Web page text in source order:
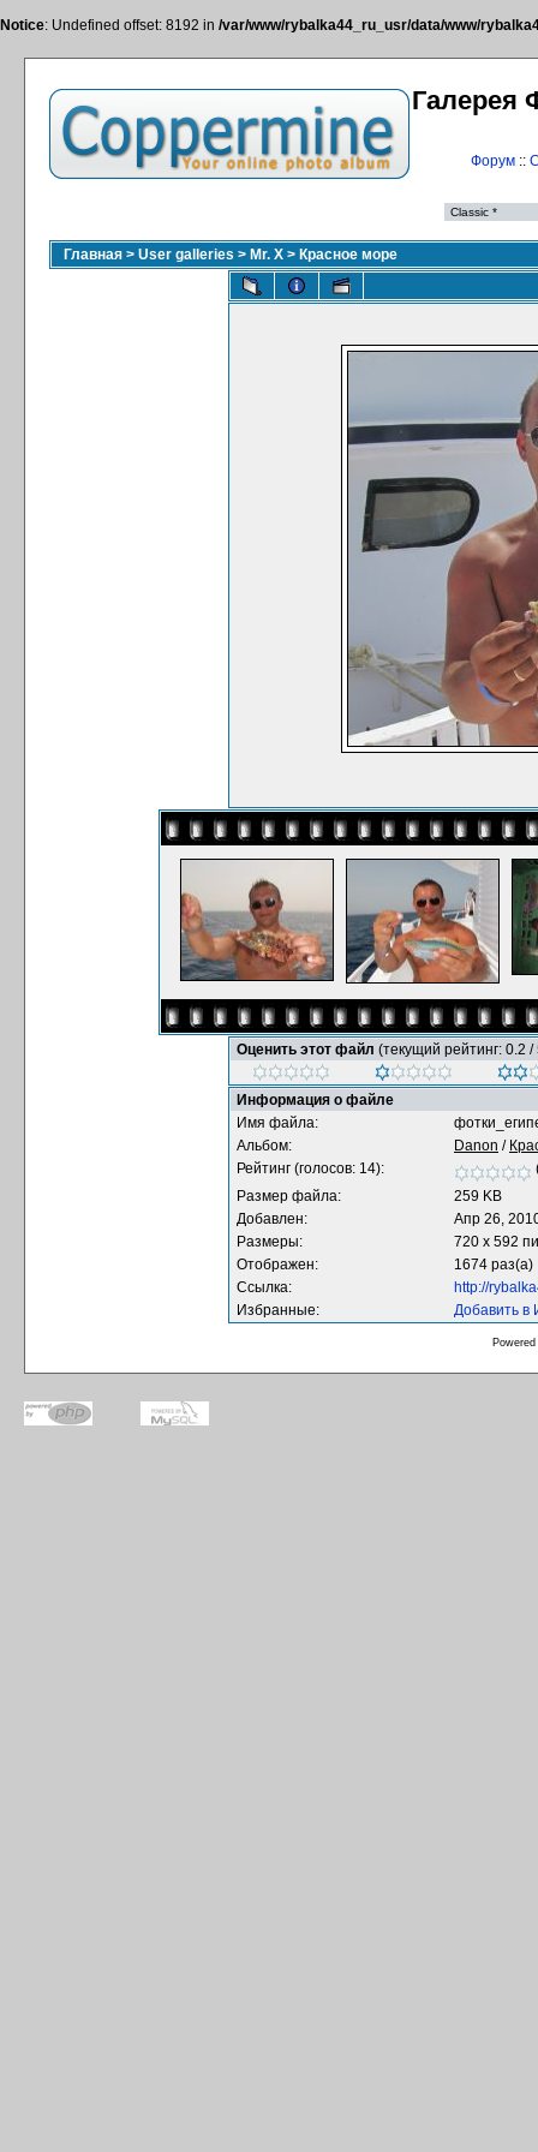
Notice: Undefined offset: 8192 in /var/www/rybalka44_ru_usr/data/www/
Галерея
Форум::
Главная > User galleries > Mr. X > Красное море
Оценить этот файл (текущий рейтинг: 0.2 /
Информация о файле
Имя файла:
Альбом:
Danon /
Рейтинг (голосов: 14):
Размер файла:
259 KB
Добавлен:
Апр 26,
Размеры:
720 x 592
Отображен:
1674 раз(а)
Ссылка:
http://
Избранные:
Добавить в